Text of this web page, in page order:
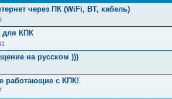
через ПК (WiFi, BT, кабель)
для КПК
на русском )))
работающие с КПК!